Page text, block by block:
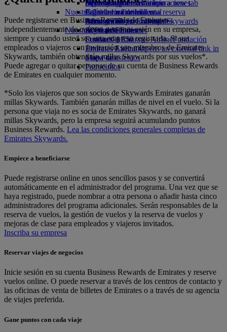
Opens an external link in a new tab
Bebidas
Nuestra flota
Boeing 777
A380 de Emirates
Emirates A350
Emirates Executive
Mapa de asientos
Diversión para los niños
Juguetes infantiles
Actividades para niños
Sostenibilidad en las operaciones
Política medioambiental
Informes medioambientales
Nuestras comunidades
Fundación Emirates AirlineFundación
Emirates Airline Opens an external link in
a new tab
Patrocinios
Skywards Rail
Calculadora de millas
Inicie sesión en Emirates Skywards
Skywards+
Móvil y app de Emirates
Cancelar o cambiar una reserva
Alteraciones en los viajes
Acerca de Emirates
Puede registrarse en Business Rewards de Emirates
independientemente de cuántas personas estén en su empresa,
siempre y cuando usted sea una empresa registrada. Si sus
empleados o viajeros con invitación son miembros de Emirates
Skywards, también obtendrán millas Skywards por sus vuelos*.
Puede agregar o quitar personas de su cuenta de Business Rewards
de Emirates en cualquier momento.
*Solo los viajeros que son socios de Skywards Emirates ganarán
millas Skywards. También ganarán millas de nivel en el vuelo. Si la
persona que viaja no es socia de Emirates Skywards, no ganará
millas Skywards, pero la empresa seguirá acumulando puntos
Business Rewards. Lea las condiciones generales completas de
Emirates Skywards.
Empiece a beneficiarse
Puede registrarse online en unos sencillos pasos y se convertirá
automáticamente en el administrador del programa. Una vez que se
haya registrado, puede nombrar a otra persona o añadir hasta cinco
administradores del programa adicionales. Serán responsables de la
reserva de vuelos, la gestión de vuelos y la reserva de vuelos y
mejoras de clase para empleados y viajeros invitados.
Inscriba su empresa
Reservar viajes de negocios
Inicie sesión en su cuenta Business Rewards de Emirates y reserve
vuelos online. O puede reservar a través de los centros de contacto y
las oficinas de venta de billetes de Emirates o a través de su agencia
de viajes preferida.
Gane puntos con cada viaje